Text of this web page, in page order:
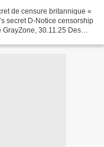
de censure britannique «
secret D-Notice censorship
30.11.25 Des